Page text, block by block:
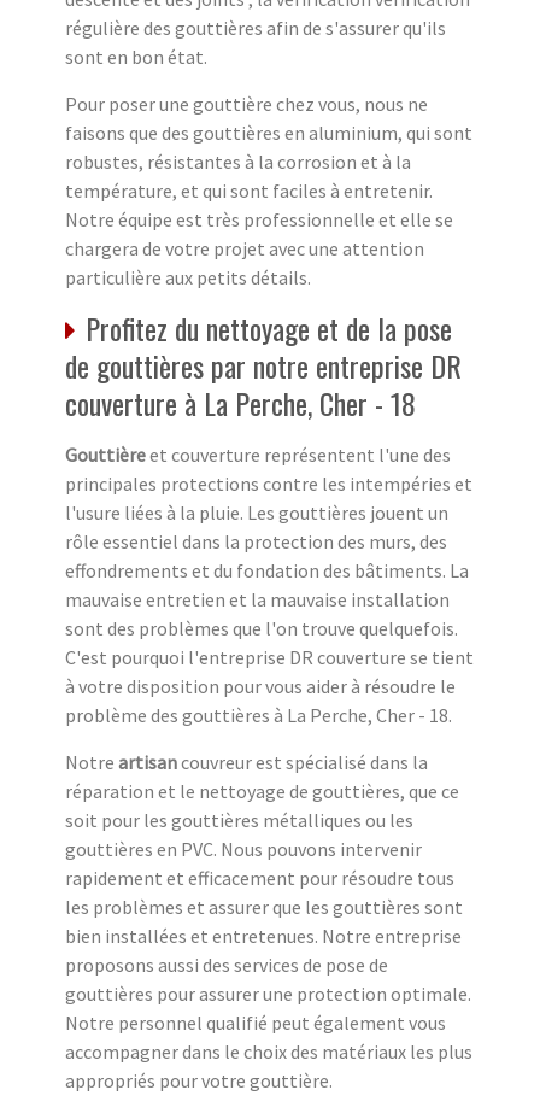
régulière des gouttières afin de s'assurer qu'ils
sont en bon état.
Pour poser une gouttière chez vous, nous ne
faisons que des gouttières en aluminium, qui sont
robustes, résistantes à la corrosion et à la
température, et qui sont faciles à entretenir.
Notre équipe est très professionnelle et elle se
chargera de votre projet avec une attention
particulière aux petits détails.
Profitez du nettoyage et de la pose
de gouttières par notre entreprise DR
couverture à La Perche, Cher - 18
Gouttièreet couverture représentent l'une des
principales protections contre les intempéries et
l'usure liées à la pluie. Les gouttières jouent un
rôle essentiel dans la protection des murs, des
effondrements et du fondation des bâtiments. La
mauvaise entretien et la mauvaise installation
sont des problèmes que l'on trouve quelquefois.
C'est pourquoi l'entreprise DR couverture se tient
à votre disposition pour vous aider à résoudre le
problème des gouttières à La Perche, Cher - 18.
Notre artisancouvreur est spécialisé dans la
réparation et le nettoyage de gouttières, que ce
soit pour les gouttières métalliques ou les
gouttières en PVC. Nous pouvons intervenir
rapidement et efficacement pour résoudre tous
les problèmes et assurer que les gouttières sont
bien installées et entretenues. Notre entreprise
proposons aussi des services de pose de
gouttières pour assurer une protection optimale.
Notre personnel qualifié peut également vous
accompagner dans le choix des matériaux les plus
appropriés pour votre gouttière.